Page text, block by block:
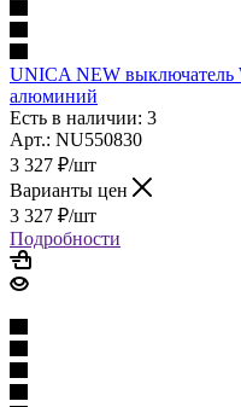
UNICA NEW выключатель
алюминий
Есть в наличии: 3
Арт.: NU550830
3 327 ₽/шт
Варианты цен
3 327 ₽/шт
Подробности